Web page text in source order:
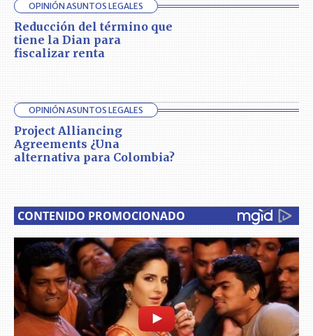
OPINIÓN ASUNTOS LEGALES
Reducción del término que
tiene la Dian para
fiscalizar renta
OPINIÓN ASUNTOS LEGALES
Project Alliancing
Agreements ¿Una
alternativa para Colombia?